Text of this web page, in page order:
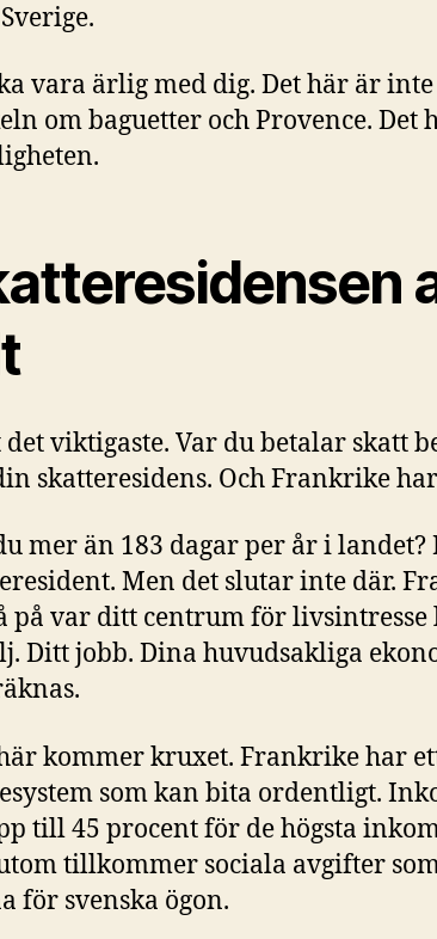
vara ärlig med dig. Det här är
om baguetter och Provence. Det
det viktigaste. Var du betalar skatt
skatteresidens. Och Frankrike
mer än 183 dagar per år i landet?
Men det slutar inte där.
på var ditt centrum för livsintresse
Ditt jobb. Dina huvudsakliga
kommer kruxet. Frankrike har
som kan bita ordentligt.
till 45 procent för de högsta
tillkommer sociala avgifter
för svenska ögon.